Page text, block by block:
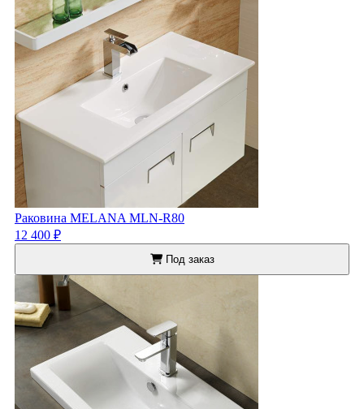
Раковина MELANA MLN-R80
12 400 ₽
Под заказ